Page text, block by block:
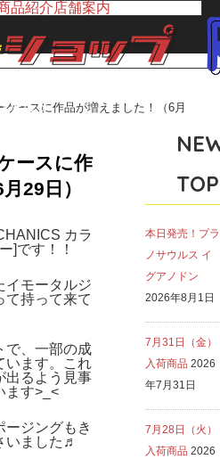
品紹介店舗案内
ケースに作品が増えました！（6月
ースに作
29日）
カラ
]です！！
イモータルジ
て持って来て
で、一部の成
います。これ
出るよう見事
ます>_<
ージングもき
いました♬
本日発売！プラ
ノサウルス イ
グアノドン
2026年8月1日
7月31日（金）
入荷商品 2026
年7月31日
7月28日（火）
入荷商品 2026